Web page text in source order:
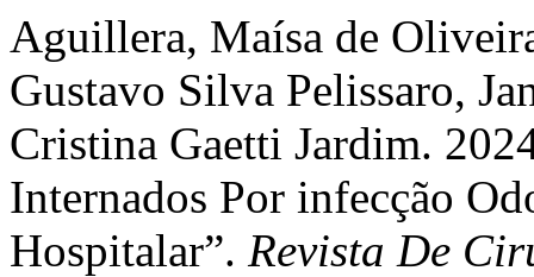
Aguillera, Maísa de
Gustavo Silva Pelissaro,
Cristina Gaetti Jardim.
Internados Por infecção
Hospitalar”. Revista De